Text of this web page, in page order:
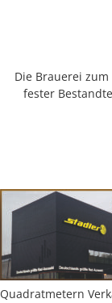
Die Brauerei
fester
Quadratmetern